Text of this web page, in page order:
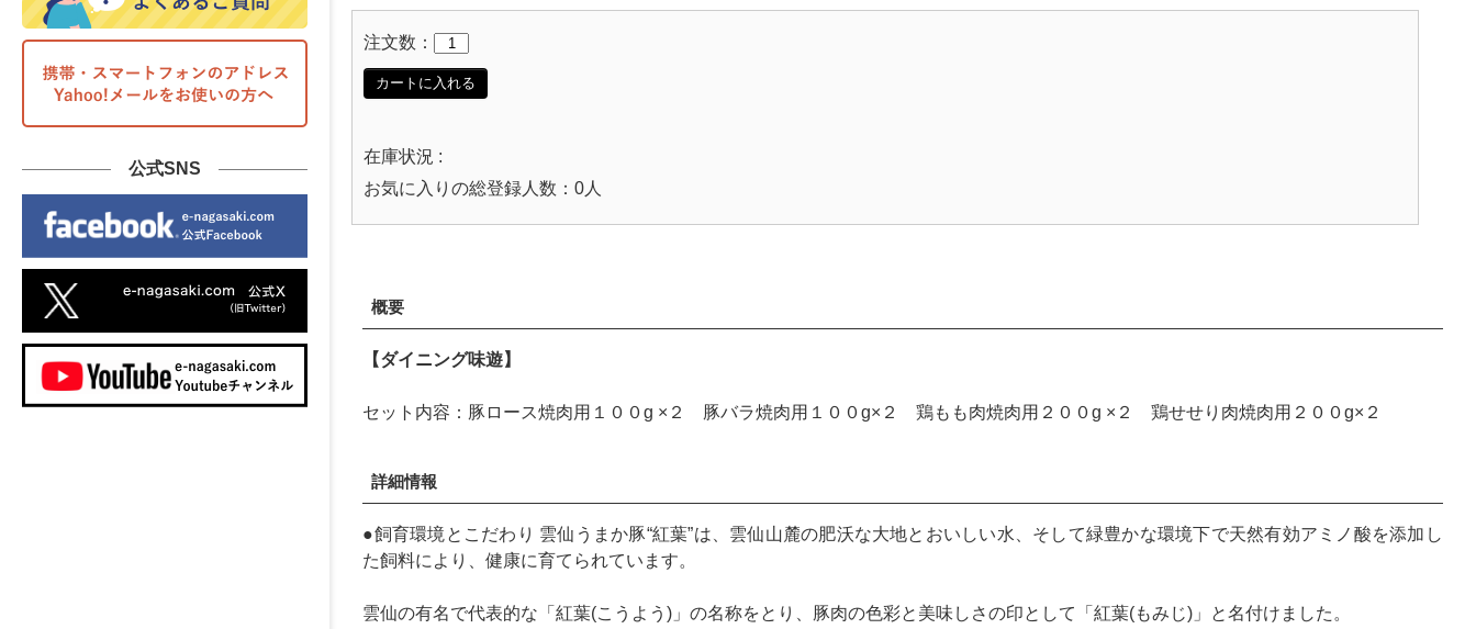
公式SNS
注文数：
カートに入れる
在庫状況 :
お気に入りの総登録人数：0人
概要
【ダイニング味遊】
セット内容：豚ロース焼肉用１００g ×２ 豚バラ焼肉用１００g×２ 鶏もも肉焼肉用２００g ×２ 鶏せせり肉焼肉用２００g×２
詳細情報
●飼育環境とこだわり 雲仙うまか豚“紅葉”は、雲仙山麓の肥沃な大地とおいしい水、そして緑豊かな環境下で天然有効アミノ酸を添加し
た飼料により、健康に育てられています。
雲仙の有名で代表的な「紅葉(こうよう)」の名称をとり、豚肉の色彩と美味しさの印として「紅葉(もみじ)」と名付けました。